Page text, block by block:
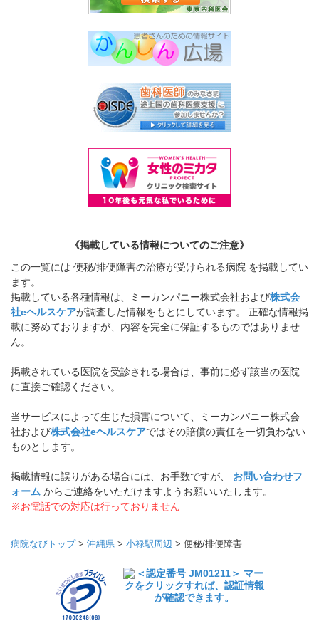
《掲載している情報についてのご注意》
この一覧には 便秘/排便障害の治療が受けられる病院 を掲載してい
ます。
掲載している各種情報は、ミーカンパニー株式会社および株式会
社eヘルスケアが調査した情報をもとにしています。 正確な情報掲
載に努めておりますが、内容を完全に保証するものではありませ
ん。
掲載されている医院を受診される場合は、事前に必ず該当の医院
に直接ご確認ください。
当サービスによって生じた損害について、ミーカンパニー株式会
社および株式会社eヘルスケアではその賠償の責任を一切負わない
ものとします。
掲載情報に誤りがある場合には、お手数ですが、 お問い合わせフ
ォーム からご連絡をいただけますようお願いいたします。
※お電話での対応は行っておりません
病院なびトップ> 沖縄県 > 小禄駅周辺 > 便秘/排便障害